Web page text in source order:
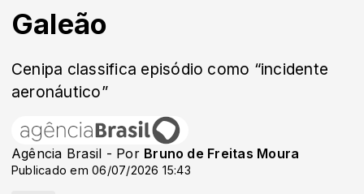
Galeão
Cenipa classifica episódio como “incidente
aeronáutico”
Agência Brasil - Por Bruno de Freitas Moura
Publicado em 06/07/2026 15:43